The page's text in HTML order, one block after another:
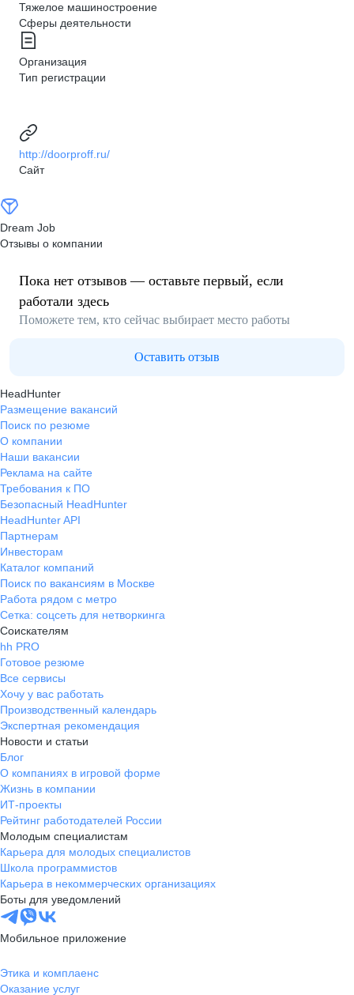
Тяжелое машиностроение
Сферы деятельности
Организация
Тип регистрации
http://doorproff.ru/
Сайт
Dream Job
Отзывы о компании
Пока нет отзывов — оставьте первый, если
работали здесь
Поможете тем, кто сейчас выбирает место работы
Оставить отзыв
HeadHunter
Размещение вакансий
Поиск по резюме
О компании
Наши вакансии
Реклама на сайте
Требования к ПО
Безопасный HeadHunter
HeadHunter API
Партнерам
Инвесторам
Каталог компаний
Поиск по вакансиям в Москве
Работа рядом с метро
Сетка: соцсеть для нетворкинга
Соискателям
hh PRO
Готовое резюме
Все сервисы
Хочу у вас работать
Производственный календарь
Экспертная рекомендация
Новости и статьи
Блог
О компаниях в игровой форме
Жизнь в компании
ИТ-проекты
Рейтинг работодателей России
Молодым специалистам
Карьера для молодых специалистов
Школа программистов
Карьера в некоммерческих организациях
Боты для уведомлений
Мобильное приложение
Этика и комплаенс
Оказание услуг